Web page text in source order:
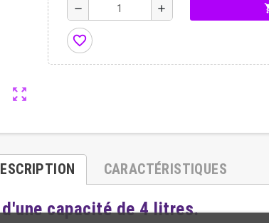
zoom_out_map
remove add
favorite_border
CARACTÉRISTIQUES
capacité de 4 litres.